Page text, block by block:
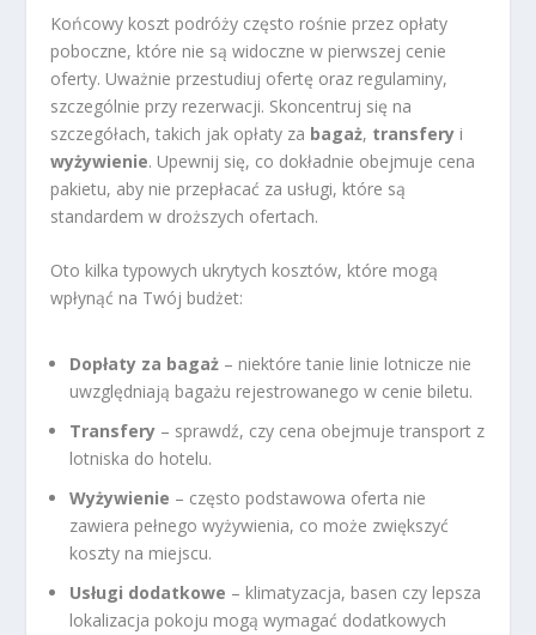
Końcowy koszt podróży często rośnie przez opłaty
poboczne, które nie są widoczne w pierwszej cenie
oferty. Uważnie przestudiuj ofertę oraz regulaminy,
szczególnie przy rezerwacji. Skoncentruj się na
szczegółach, takich jak opłaty za bagaż, transfery i
wyżywienie. Upewnij się, co dokładnie obejmuje cena
pakietu, aby nie przepłacać za usługi, które są
standardem w droższych ofertach.
Oto kilka typowych ukrytych kosztów, które mogą
wpłynąć na Twój budżet:
Dopłaty za bagaż – niektóre tanie linie lotnicze nie
uwzględniają bagażu rejestrowanego w cenie biletu.
Transfery – sprawdź, czy cena obejmuje transport z
lotniska do hotelu.
Wyżywienie – często podstawowa oferta nie
zawiera pełnego wyżywienia, co może zwiększyć
koszty na miejscu.
Usługi dodatkowe – klimatyzacja, basen czy lepsza
lokalizacja pokoju mogą wymagać dodatkowych